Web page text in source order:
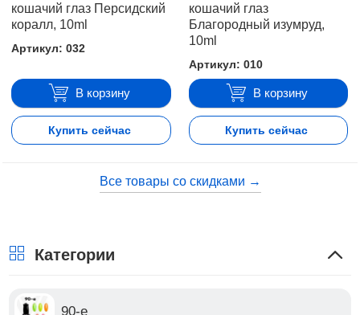
кошачий глаз Персидский
коралл, 10ml
Артикул: 032
В корзину
Купить сейчас
кошачий глаз
Благородный изумруд,
10ml
Артикул: 010
В корзину
Купить сейчас
Все товары со скидками →
Категории
90-е